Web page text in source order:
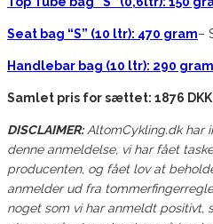
Seat bag “S” (10 ltr): 470 gram–
Handlebar bag (10 ltr): 290 gram
Samlet pris for sættet: 1876 DKK
DISCLAIMER:AltomCykling.dk har
denne anmeldelse, vi har fået
producenten, og fået lov at
anmelder ud fra
noget som vi har anmeldt positivt,